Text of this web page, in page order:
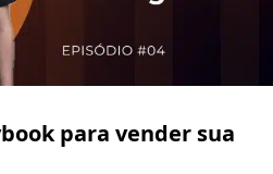
para vender sua